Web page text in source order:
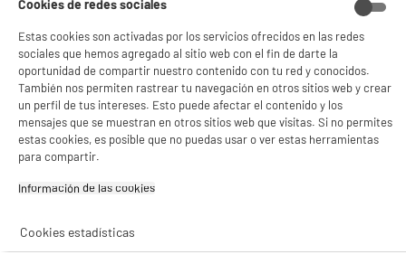
Cookies de redes sociales
Estas cookies son activadas por los servicios ofrecidos en las redes
sociales que hemos agregado al sitio web con el fin de darte la
oportunidad de compartir nuestro contenido con tu red y conocidos.
También nos permiten rastrear tu navegación en otros sitios web y crear
un perfil de tus intereses. Esto puede afectar el contenido y los
mensajes que se muestran en otros sitios web que visitas. Si no permites
estas cookies, es posible que no puedas usar o ver estas herramientas
para compartir.
Información de las cookies‎
Cookies estadísticas